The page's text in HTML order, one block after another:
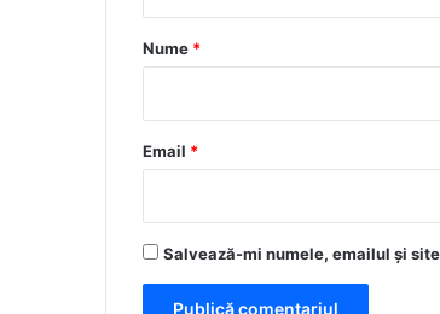
r
*
Nume *
Email *
Salvează-mi numele, emailul și